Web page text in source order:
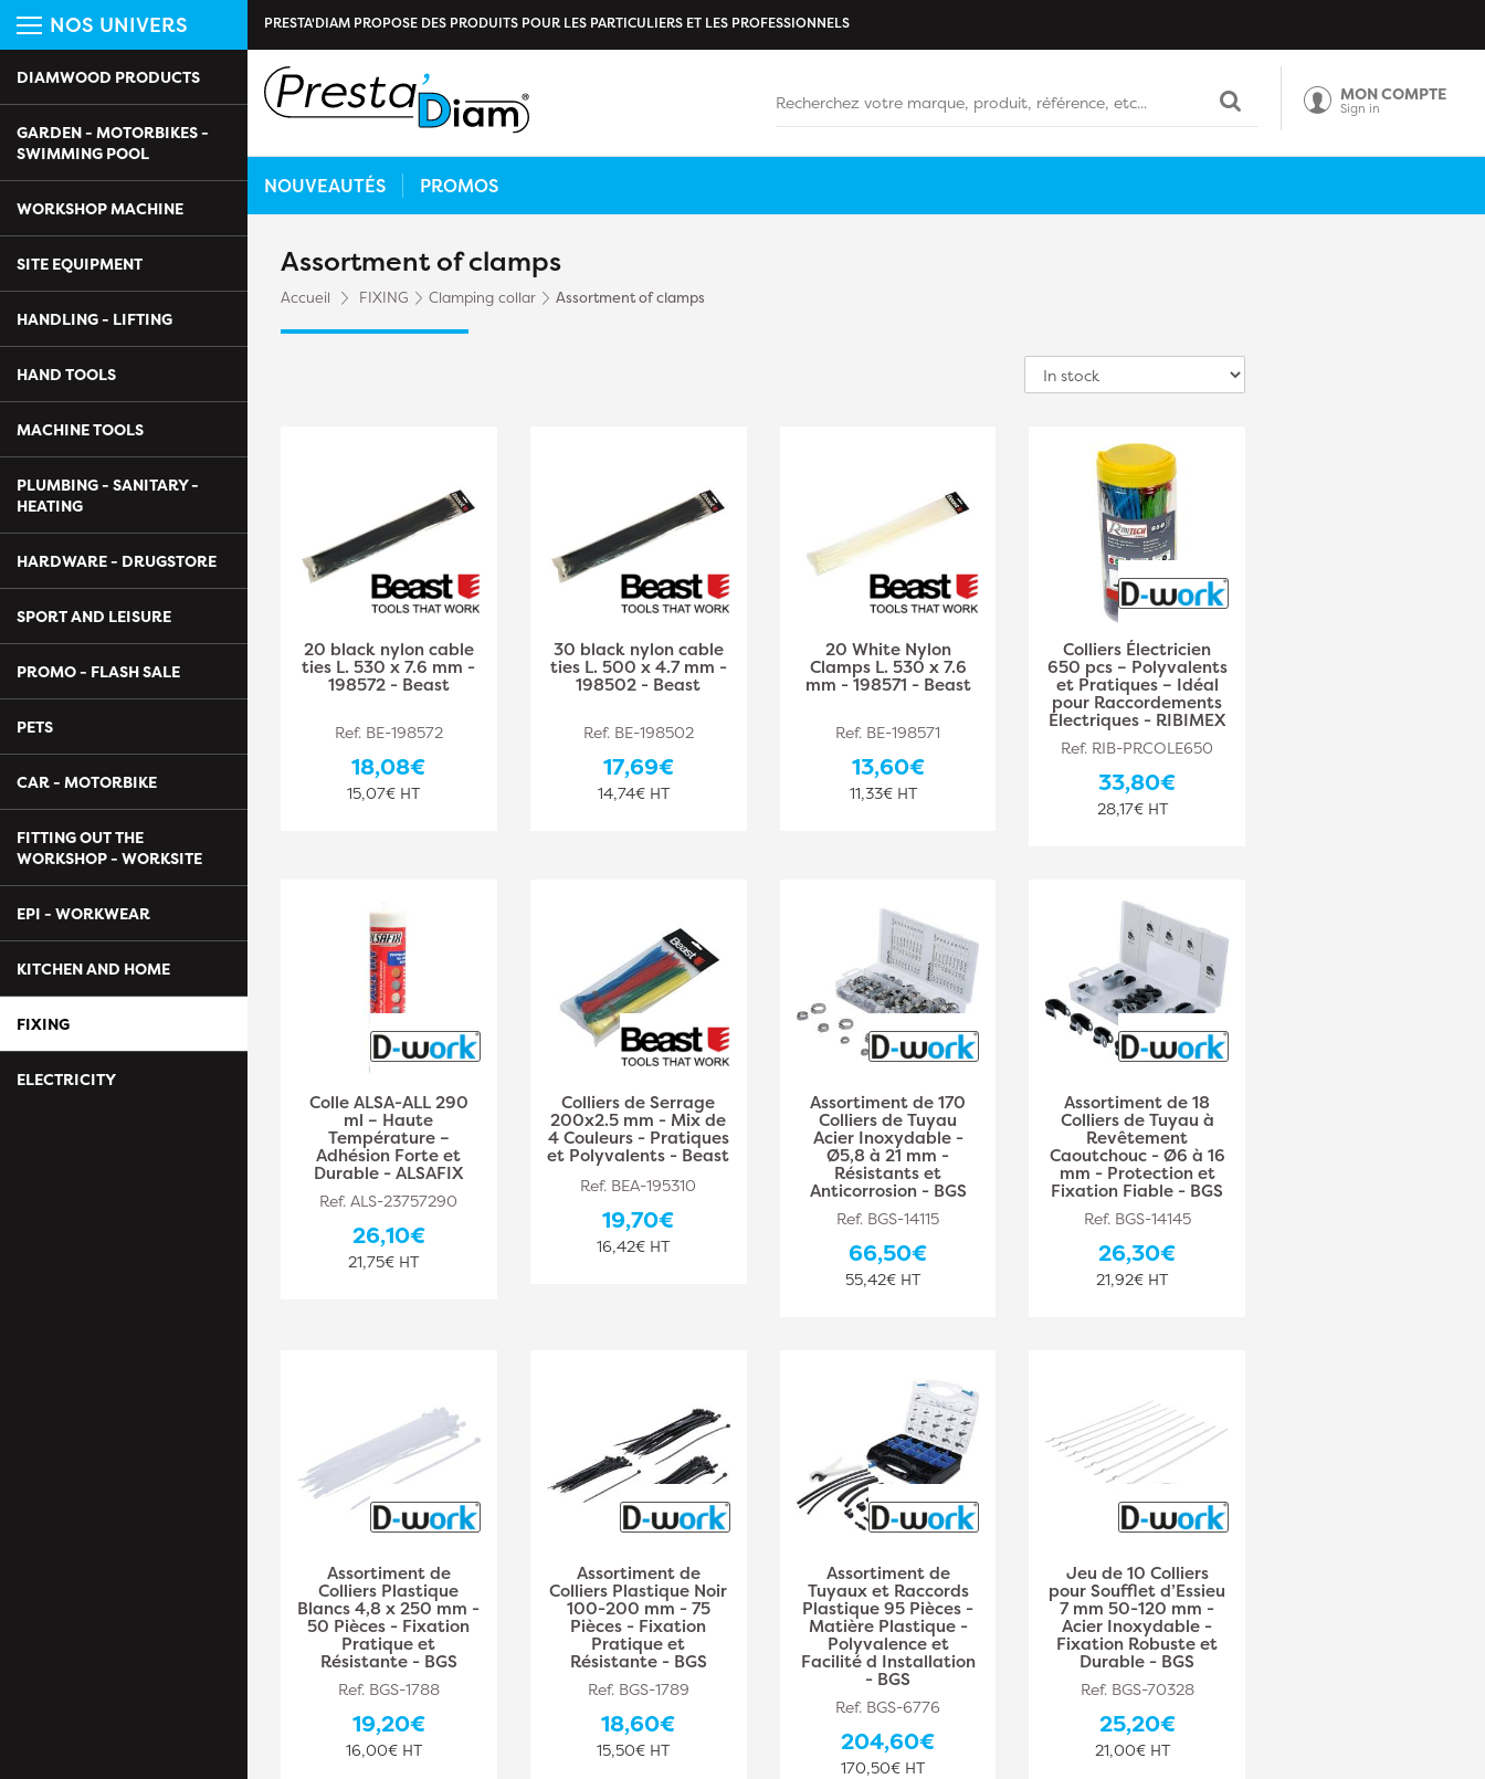
NOS UNIVERS
DIAMWOOD PRODUCTS
GARDEN - MOTORBIKES -
SWIMMING POOL
WORKSHOP MACHINE
SITE EQUIPMENT
HANDLING - LIFTING
HAND TOOLS
MACHINE TOOLS
PLUMBING - SANITARY -
HEATING
HARDWARE - DRUGSTORE
SPORT AND LEISURE
PROMO - FLASH SALE
PETS
CAR - MOTORBIKE
FITTING OUT THE
WORKSHOP - WORKSITE
EPI - WORKWEAR
KITCHEN AND HOME
FIXING
ELECTRICITY
PRESTA'DIAM PROPOSE DES PRODUITS POUR LES PARTICULIERS ET LES PROFESSIONNELS
MON COMPTE
Sign in
NOUVEAUTÉS PROMOS
Assortment of clamps
Accueil FIXING Clamping collar Assortment of clamps
by
20 black nylon cable
ties L. 530 x 7.6 mm -
198572 - Beast
Ref. BE-198572
18,08€
15,07€ HT
30 black nylon cable
ties L. 500 x 4.7 mm -
198502 - Beast
Ref. BE-198502
17,69€
14,74€ HT
20 White Nylon
Clamps L. 530 x 7.6
mm - 198571 - Beast
Ref. BE-198571
13,60€
11,33€ HT
Colliers Électricien
650 pcs – Polyvalents
et Pratiques – Idéal
pour Raccordements
Électriques - RIBIMEX
Ref. RIB-PRCOLE650
33,80€
28,17€ HT
Colle ALSA-ALL 290
ml – Haute
Température –
Adhésion Forte et
Durable - ALSAFIX
Ref. ALS-23757290
26,10€
21,75€ HT
Colliers de Serrage
200x2.5 mm - Mix de
4 Couleurs - Pratiques
et Polyvalents - Beast
Ref. BEA-195310
19,70€
16,42€ HT
Assortiment de 170
Colliers de Tuyau
Acier Inoxydable -
Ø5,8 à 21 mm -
Résistants et
Anticorrosion - BGS
Ref. BGS-14115
66,50€
55,42€ HT
Assortiment de 18
Colliers de Tuyau à
Revêtement
Caoutchouc - Ø6 à 16
mm - Protection et
Fixation Fiable - BGS
Ref. BGS-14145
26,30€
21,92€ HT
Assortiment de
Colliers Plastique
Blancs 4,8 x 250 mm -
50 Pièces - Fixation
Pratique et
Résistante - BGS
Ref. BGS-1788
19,20€
16,00€ HT
Assortiment de
Colliers Plastique Noir
100-200 mm - 75
Pièces - Fixation
Pratique et
Résistante - BGS
Ref. BGS-1789
18,60€
15,50€ HT
Assortiment de
Tuyaux et Raccords
Plastique 95 Pièces -
Matière Plastique -
Polyvalence et
Facilité d Installation
- BGS
Ref. BGS-6776
204,60€
170,50€ HT
Jeu de 10 Colliers
pour Soufflet d’Essieu
7 mm 50-120 mm -
Acier Inoxydable -
Fixation Robuste et
Durable - BGS
Ref. BGS-70328
25,20€
21,00€ HT